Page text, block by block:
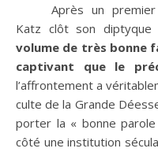
Après un
Katz clôt son
volume de très bonne
captivant que le
l’affrontement a
culte de la Grande
porter la « bonne
côté une institution